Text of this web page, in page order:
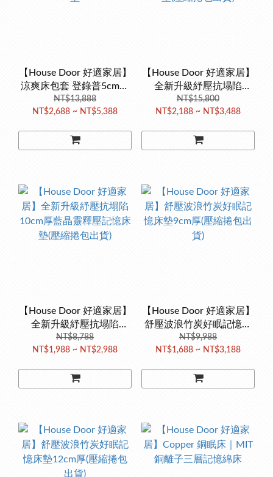
【House Door 好適家居】
涼爽床包套 登錄普5cm斯
里蘭卡天然乳膠床墊
NT$13,888
NT$2,688 ~ NT$5,388
【House Door 好適家居】
全新升級紓壓抗塌陷
12cm厚藍晶靈釋壓記憶床
墊(壓縮捲包出貨)
NT$15,800
NT$2,188 ~ NT$3,488
【House Door 好適家居】
全新升級紓壓抗塌陷
10cm厚藍晶靈釋壓記憶床
墊(壓縮捲包出貨)
NT$8,788
NT$1,988 ~ NT$2,988
【House Door 好適家居】
舒壓波浪竹炭好眠記憶床
墊9cm厚(壓縮捲包出貨)
NT$9,988
NT$1,688 ~ NT$3,188